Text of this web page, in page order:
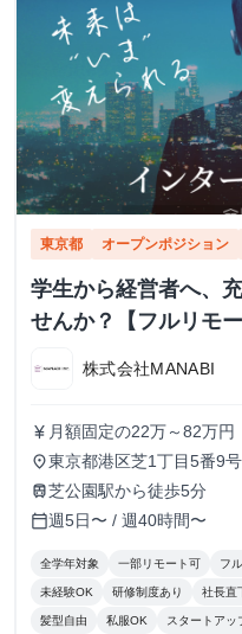
東京都 オープンポジション
学生から経営者へ、
せんか？【フルリモー
株式会社MANABI
currency_yen 月額固定の22万～82万円
します）
place東京都港区芝1丁目5番9
リモート/出勤は自由です)
train芝公園駅から徒歩5分
calendar_today週5日〜 / 週40時間〜
全学年対象 一部リモート可 フ
未経験OK 研修制度あり 社長直
髪型自由 私服OK スタートアッ